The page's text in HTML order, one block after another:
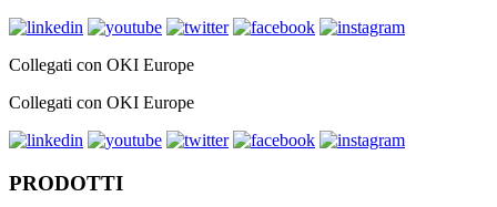
Collegati con OKI Europe
Collegati con OKI Europe
PRODOTTI